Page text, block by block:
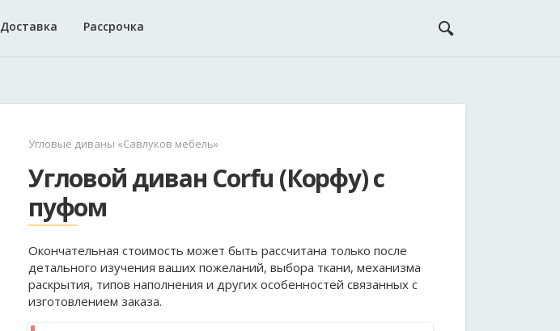
Доставка Рассрочка
Угловые диваны «Савлуков мебель»
Угловой диван Corfu (Корфу) с
пуфом
Окончательная стоимость может быть рассчитана только после
детального изучения ваших пожеланий, выбора ткани, механизма
раскрытия, типов наполнения и других особенностей связанных с
изготовлением заказа.